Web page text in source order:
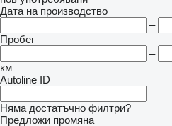
Дата на производство
–
Пробег
–
км
Autoline ID
Няма достатъчно филтри?
Предложи промяна